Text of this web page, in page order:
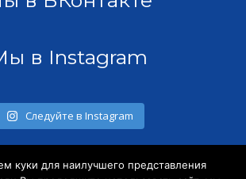
в Instagram
Следуйте в Instagram
куки для наилучшего представления